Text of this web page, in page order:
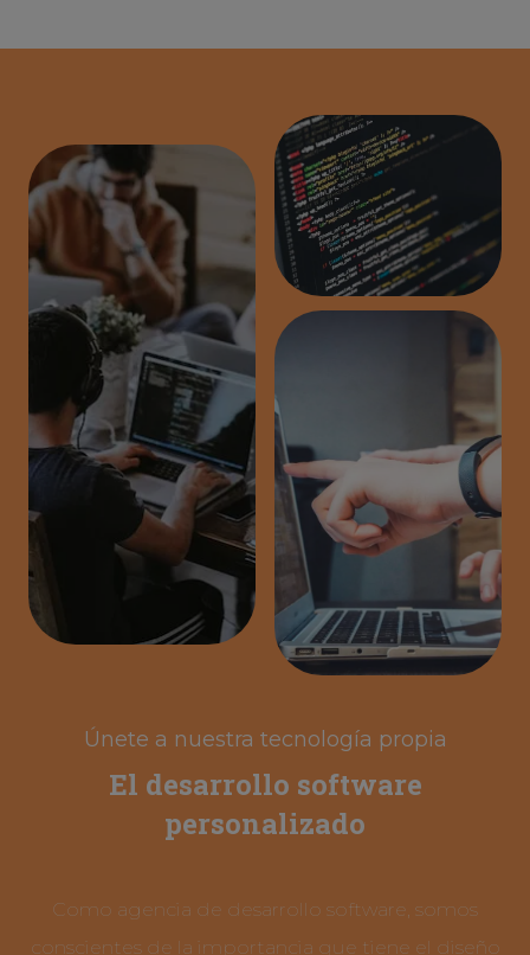
Únete a nuestra tecnología propia
El desarrollo software
personalizado
Como agencia de desarrollo software, somos
conscientes de la importancia que tiene el diseño